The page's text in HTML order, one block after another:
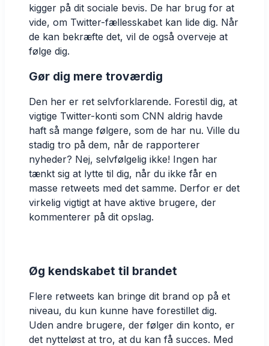
kigger på dit sociale bevis. De har brug for at
vide, om Twitter-fællesskabet kan lide dig. Når
de kan bekræfte det, vil de også overveje at
følge dig.
Gør dig mere troværdig
Den her er ret selvforklarende. Forestil dig, at
vigtige Twitter-konti som CNN aldrig havde
haft så mange følgere, som de har nu. Ville du
stadig tro på dem, når de rapporterer
nyheder? Nej, selvfølgelig ikke! Ingen har
tænkt sig at lytte til dig, når du ikke får en
masse retweets med det samme. Derfor er det
virkelig vigtigt at have aktive brugere, der
kommenterer på dit opslag.
Øg kendskabet til brandet
Flere retweets kan bringe dit brand op på et
niveau, du kun kunne have forestillet dig.
Uden andre brugere, der følger din konto, er
det nytteløst at tro, at du kan få succes. Med